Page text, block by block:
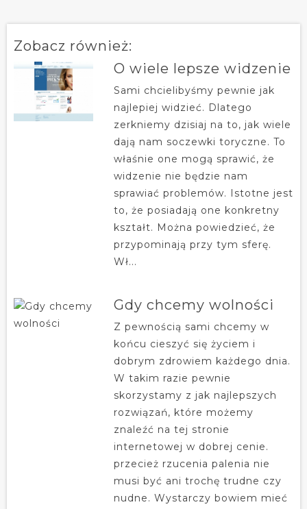
Zobacz również:
O wiele lepsze widzenie
Sami chcielibyśmy pewnie jak
najlepiej widzieć. Dlatego
zerkniemy dzisiaj na to, jak wiele
dają nam soczewki toryczne. To
właśnie one mogą sprawić, że
widzenie nie będzie nam
sprawiać problemów. Istotne jest
to, że posiadają one konkretny
kształt. Można powiedzieć, że
przypominają przy tym sferę.
Wł...
Gdy chcemy wolności
Z pewnością sami chcemy w
końcu cieszyć się życiem i
dobrym zdrowiem każdego dnia.
W takim razie pewnie
skorzystamy z jak najlepszych
rozwiązań, które możemy
znaleźć na tej stronie
internetowej w dobrej cenie.
przecież rzucenia palenia nie
musi być ani trochę trudne czy
nudne. Wystarczy bowiem mieć